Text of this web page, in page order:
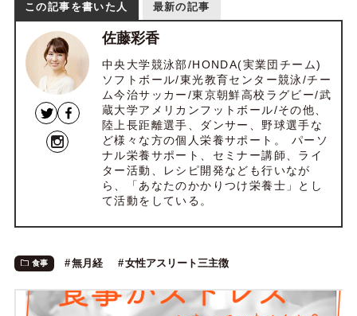
この記事を書いた人 最新の記事
佐藤彩香
中央大学競泳部/HONDA(実業団チーム)
ソフトボール/東光教育センター競泳/チー
ム今治サッカー/東京朝鮮高校ラグビー/武
蔵大学アメリカンフットボール/その他、
陸上長距離選手、ダンサー、野球選手な
ど様々な方の個人栄養サポート。 パーソ
ナル栄養サポート、セミナー講師、ライ
ター活動、レシピ開発なども行いなが
ら、「あなたのかかりつけ栄養士」とし
て活動をしている。
食事 無月経 女性アスリート三主徴